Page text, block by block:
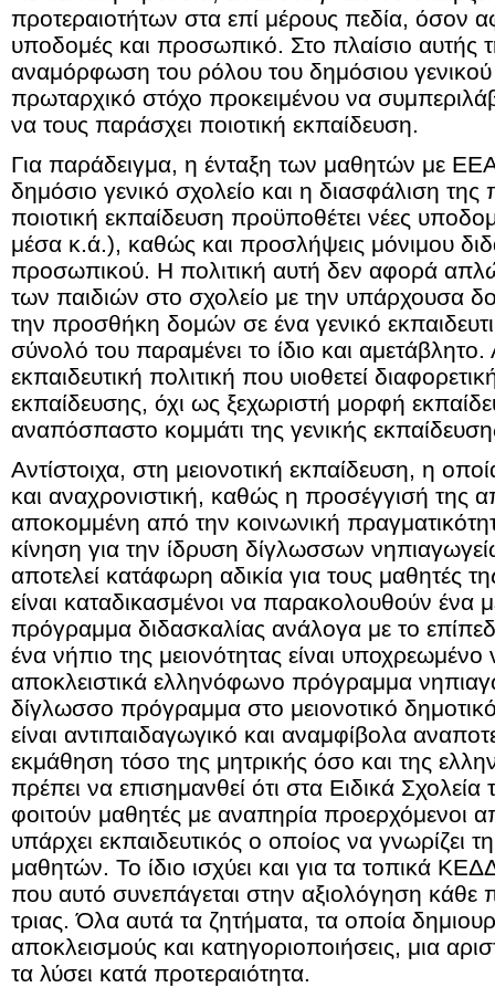
προτεραιοτήτων στα επί μέρους πεδία, όσον
υποδομές και προσωπικό. Στο πλαίσιο αυτής
αναμόρφωση του ρόλου του δημόσιου γενικού
πρωταρχικό στόχο προκειμένου να
να τους παράσχει ποιοτική εκπαίδευση.
Για παράδειγμα, η ένταξη των μαθητών με
δημόσιο γενικό σχολείο και η διασφάλιση
ποιοτική εκπαίδευση προϋποθέτει νέες
μέσα κ.ά.), καθώς και προσλήψεις μόνιμου
προσωπικού. Η πολιτική αυτή δεν αφορά
των παιδιών στο σχολείο με την υπάρχουσα
την προσθήκη δομών σε ένα γενικό
σύνολό του παραμένει το ίδιο και αμετάβλητο.
εκπαιδευτική πολιτική που υιοθετεί
εκπαίδευσης, όχι ως ξεχωριστή μορφή
αναπόσπαστο κομμάτι της γενικής
Αντίστοιχα, στη μειονοτική εκπαίδευση, η
και αναχρονιστική, καθώς η προσέγγισή της
αποκομμένη από την κοινωνική
κίνηση για την ίδρυση δίγλωσσων
αποτελεί κατάφωρη αδικία για τους μαθητές
είναι καταδικασμένοι να παρακολουθούν ένα
πρόγραμμα διδασκαλίας ανάλογα με το
ένα νήπιο της μειονότητας είναι
αποκλειστικά ελληνόφωνο πρόγραμμα
δίγλωσσο πρόγραμμα στο μειονοτικό
είναι αντιπαιδαγωγικό και αναμφίβολα
εκμάθηση τόσο της μητρικής όσο και της
πρέπει να επισημανθεί ότι στα Ειδικά
φοιτούν μαθητές με αναπηρία προερχόμενοι
υπάρχει εκπαιδευτικός ο οποίος να γνωρίζει
μαθητών. Το ίδιο ισχύει και για τα τοπικά
που αυτό συνεπάγεται στην αξιολόγηση κάθε
τριας. Όλα αυτά τα ζητήματα, τα οποία
αποκλεισμούς και κατηγοριοποιήσεις, μια
τα λύσει κατά προτεραιότητα.